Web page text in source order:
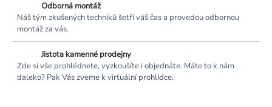
Odborná montáž
Náš tým zkušených techniků šetří váš čas a provedou odbornou
montáž za vás.
Jistota kamenné prodejny
Zde si vše prohlédnete, vyzkoušíte i objednáte. Máte to k nám
daleko? Pak Vás zveme k virtuální prohlídce.